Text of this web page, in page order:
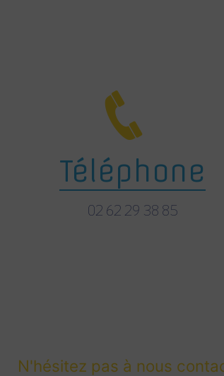
Téléphone
02 62 29 38 85
N'hésitez pas à nous